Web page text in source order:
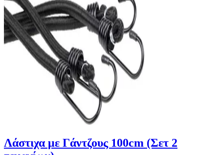
Λάστιχα με Γάντζους 100cm (Σετ 2